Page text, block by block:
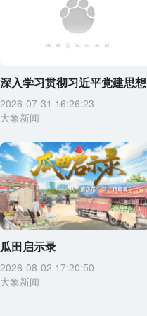
深入学习贯彻习近平党建思想
2026-07-31 16:26:23
大象新闻
瓜田启示录
2026-08-02 17:20:50
大象新闻